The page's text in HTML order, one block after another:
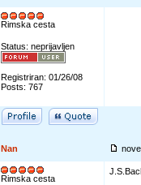
Rimska cesta
Status: neprijavljen
Registriran: 01/26/08
Posts: 767
Nan
Rimska cesta